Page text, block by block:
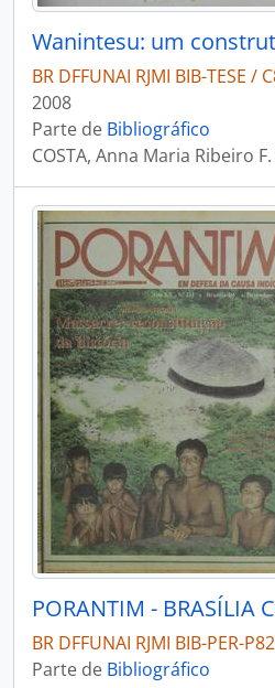
BR DFFUNAI RJMI BIB-TESE /
2008
Parte de Bibliográfico
COSTA, Anna Maria Ribeiro
BR DFFUNAI RJMI BIB-PER-
Parte de Bibliográfico